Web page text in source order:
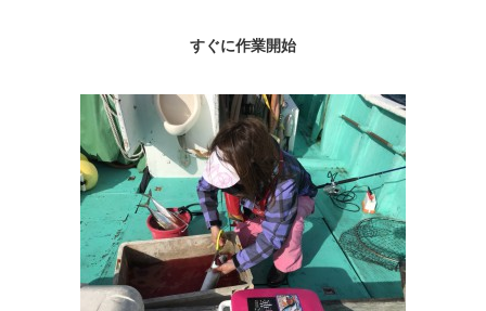
すぐに作業開始